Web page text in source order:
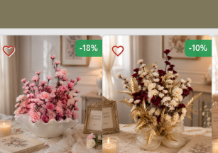
favorite_border -10%
favorite_border -18%